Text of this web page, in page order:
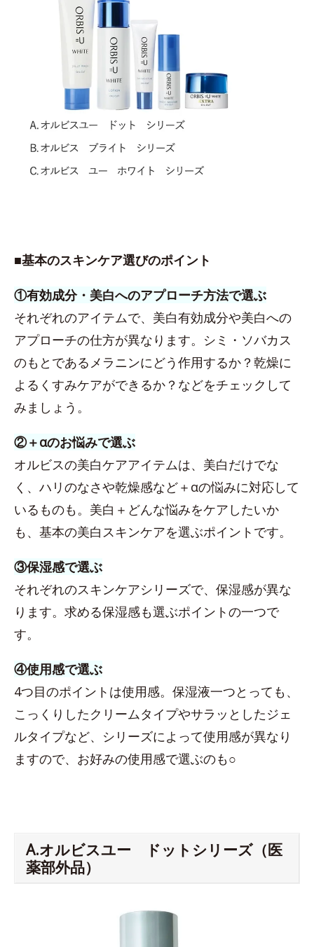
■基本のスキンケア選びのポイント
①有効成分・美白へのアプローチ方法で選ぶ
それぞれのアイテムで、美白有効成分や美白への
アプローチの仕方が異なります。シミ・ソバカス
のもとであるメラニンにどう作用するか？乾燥に
よるくすみケアができるか？などをチェックして
みましょう。
②＋αのお悩みで選ぶ
オルビスの美白ケアアイテムは、美白だけでな
く、ハリのなさや乾燥感など＋αの悩みに対応して
いるものも。美白＋どんな悩みをケアしたいか
も、基本の美白スキンケアを選ぶポイントです。
③保湿感で選ぶ
それぞれのスキンケアシリーズで、保湿感が異な
ります。求める保湿感も選ぶポイントの一つで
す。
④使用感で選ぶ
4つ目のポイントは使用感。保湿液一つとっても、
こっくりしたクリームタイプやサラッとしたジェ
ルタイプなど、シリーズによって使用感が異なり
ますので、お好みの使用感で選ぶのも○
A.オルビスユー ドットシリーズ（医
薬部外品）